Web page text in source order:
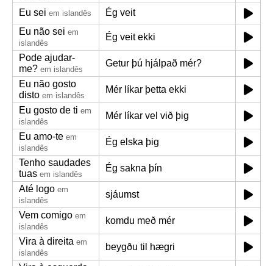
Eu sei em islandês
Ég veit
Eu não sei em
islandês
Ég veit ekki
Pode ajudar-
me? em islandês
Getur þú hjálpað mér?
Eu não gosto
disto em islandês
Mér líkar þetta ekki
Eu gosto de ti em
islandês
Mér líkar vel við þig
Eu amo-te em
islandês
Ég elska þig
Tenho saudades
tuas em islandês
Ég sakna þín
Até logo em
islandês
sjáumst
Vem comigo em
islandês
komdu með mér
Vira à direita em
islandês
beygðu til hægri